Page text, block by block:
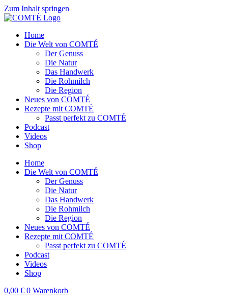
Zum Inhalt springen
Home
Die Welt von COMTÉ
Der Genuss
Die Natur
Das Handwerk
Die Rohmilch
Die Region
Neues von COMTÉ
Rezepte mit COMTÉ
Passt perfekt zu COMTÉ
Podcast
Videos
Shop
Home
Die Welt von COMTÉ
Der Genuss
Die Natur
Das Handwerk
Die Rohmilch
Die Region
Neues von COMTÉ
Rezepte mit COMTÉ
Passt perfekt zu COMTÉ
Podcast
Videos
Shop
0,00 € 0 Warenkorb